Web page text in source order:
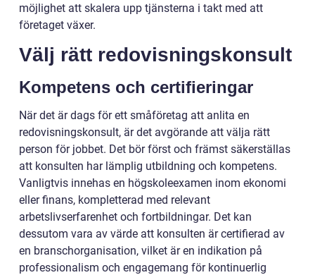
möjlighet att skalera upp tjänsterna i takt med att
företaget växer.
Välj rätt redovisningskonsult
Kompetens och certifieringar
När det är dags för ett småföretag att anlita en
redovisningskonsult, är det avgörande att välja rätt
person för jobbet. Det bör först och främst säkerställas
att konsulten har lämplig utbildning och kompetens.
Vanligtvis innehas en högskoleexamen inom ekonomi
eller finans, kompletterad med relevant
arbetslivserfarenhet och fortbildningar. Det kan
dessutom vara av värde att konsulten är certifierad av
en branschorganisation, vilket är en indikation på
professionalism och engagemang för kontinuerlig